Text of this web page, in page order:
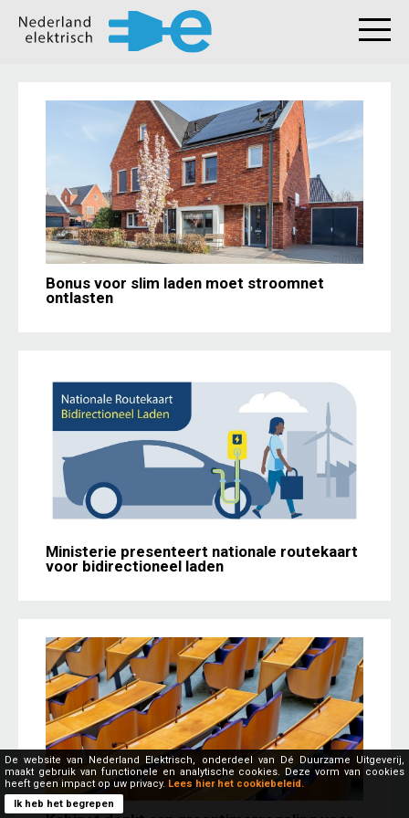
Bonus voor slim laden moet stroomnet
ontlasten
Ministerie presenteert nationale routekaart
voor bidirectioneel laden
De website van Nederland Elektrisch, onderdeel van Dé Duurzame Uitgeverij,
maakt gebruik van functionele en analytische cookies. Deze vorm van cookies
heeft geen impact op uw privacy. Lees hier het cookiebeleid.
Ik heb het begrepen